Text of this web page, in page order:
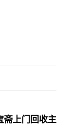
斋上门回收主